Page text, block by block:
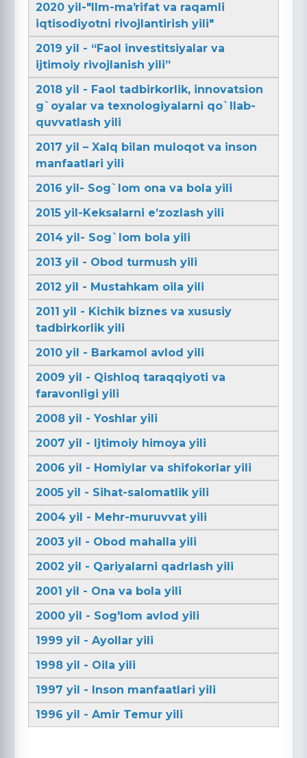
2020 yil-"Ilm-maʼrifat va raqamli
iqtisodiyotni rivojlantirish yili"
2019 yil - “Faol investitsiyalar va
ijtimoiy rivojlanish yili”
2018 yil - Faol tadbirkorlik, innovatsion
g`oyalar va texnologiyalarni qo`llab-
quvvatlash yili
2017 yil – Xalq bilan muloqot va inson
manfaatlari yili
2016 yil- Sog`lom ona va bola yili
2015 yil-Keksalarni e’zozlash yili
2014 yil- Sog`lom bola yili
2013 yil - Obod turmush yili
2012 yil - Mustahkam oila yili
2011 yil - Kichik biznes va xususiy
tadbirkorlik yili
2010 yil - Barkamol avlod yili
2009 yil - Qishloq taraqqiyoti va
faravonligi yili
2008 yil - Yoshlar yili
2007 yil - Ijtimoiy himoya yili
2006 yil - Homiylar va shifokorlar yili
2005 yil - Sihat-salomatlik yili
2004 yil - Mehr-muruvvat yili
2003 yil - Obod mahalla yili
2002 yil - Qariyalarni qadrlash yili
2001 yil - Ona va bola yili
2000 yil - Sog'lom avlod yili
1999 yil - Ayollar yili
1998 yil - Oila yili
1997 yil - Inson manfaatlari yili
1996 yil - Amir Temur yili